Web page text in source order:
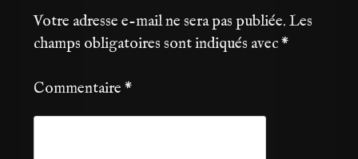
Votre adresse e-mail ne sera pas publiée. Les
champs obligatoires sont indiqués avec*
Commentaire *